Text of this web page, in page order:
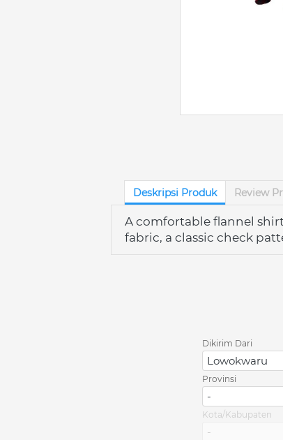
Deskripsi Produk Review
A comfortable flannel
fabric, a classic check
Dikirim Dari
Lowokwaru
Provinsi
-
Kota/Kabupaten
-